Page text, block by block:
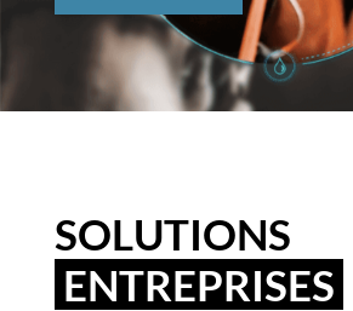
SOLUTIONS
ENTREPRISES